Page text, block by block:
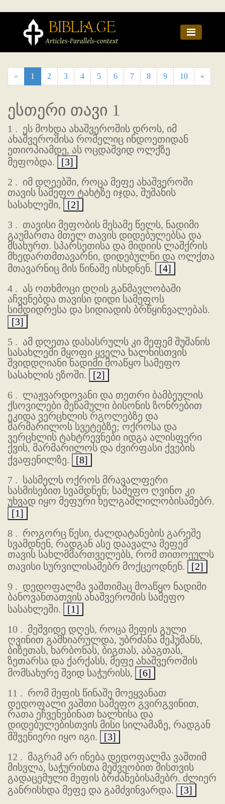
« 1 2 3 4 5 6 7 8 9 10 »
ესთერი თავი 1
1 . ეს მოხდა ახაშვეროშის დროს, იმ
ახაშვეროშისა რომელიც ინდოეთიდან
ეთიოპიამდე, ას ოცდაშვიდ ოლქზე
მეფობდა.
[3]
2 . იმ დღეებში, როცა მეფე ახაშვეროში
თავის სამეფო ტახტზე იჯდა, შუშანის
სასახლეში,
[2]
3 . თავისი მეფობის მესამე წელს, ნადიმი
გაუმართა მთელ თავის დიდებულებსა და
მსახურთ. სპარსეთისა და მიდიის ლაშქრის
მხედართმთავარნი, დიდებულნი და ოლქთა
მთავარნიც მის წინაშე ისხდნენ.
[4]
4 . ას ოთხმოცი დღის განმავლობაში
აჩვენებდა თავისი დიდი სამეფოს
სიმდიდრესა და სიდიადის ბრწყინვალებას.
[3]
5 . ამ დღეთა დასასრულს კი მეფემ შუშანის
სასახლეში მყოფი ყველა ხალხისთვის
შვიდდღიანი ნადიმი მოაწყო სამეფო
სასახლის ეზოში.
[2]
6 . ლაჟვარდოვანი და თეთრი ბამბეულის
ქსოვილები მეწამული ბისონის ზონრებით
ეკიდა ვერცხლის რგოლებზე და
მარმარილოს სვეტებზე; ოქროსა და
ვერცხლის ტახტრევნები იდგა ალისფერი
ქვის, მარმარილოს და ძვირფასი ქვების
ქვაფენილზე.
[8]
7 . სასმელს ოქროს მრავალფერი
სასმისებით სვამდნენ; სამეფო ღვინო კი
უხვად იყო მეფური ხელგაშლილობისამებრ.
[1]
8 . როგორც წესი, ძალდატანების გარეშე
სვამდნენ, რადგან ასე დაავალა მეფემ
თავის სახლმმართველებს, რომ თითოეულს
თავისი სურვილისამებრ მოქცეოდნენ.
[2]
9 . დედოფალმა ვაშთიმაც მოაწყო ნადიმი
ბანოვანთათვის ახაშვეროშის სამეფო
სასახლეში.
[1]
10 . მეშვიდე დღეს, როცა მეფის გული
ღვინით გამხიარულდა, უბრძანა მეჰუმანს,
ბიზეთას, ხარბონას, ბიგთას, აბაგთას,
ზეთარსა და ქარქასს, მეფე ახაშვეროშის
მომსახურე შვიდ საჭურისს,
[6]
11 . რომ მეფის წინაშე მოეყვანათ
დედოფალი ვაშთი სამეფო გვირგვინით,
რათა ეჩვენებინათ ხალხისა და
დიდებულებისთვის მისი სილამაზე, რადგან
მშვენიერი იყო იგი.
[3]
12 . მაგრამ არ ინება დედოფალმა ვაშთიმ
მისვლა, საჭურისთა მეშვეობით მისთვის
გადაცემული მეფის ბრძანებისამებრ. ძლიერ
განრისხდა მეფე და გამძვინვარდა.
[3]